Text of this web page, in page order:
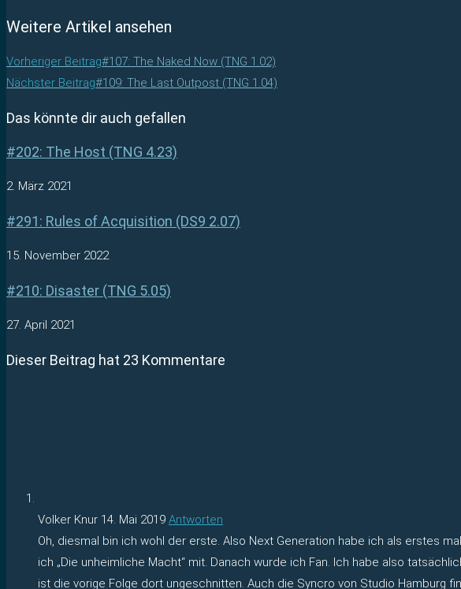
Weitere Artikel ansehen
Vorheriger Beitrag#107: The Naked Now (TNG 1.02)
Nächster Beitrag#109: The Last Outpost (TNG 1.04)
Das könnte dir auch gefallen
#202: The Host (TNG 4.23)
2. März 2021
#291: Rules of Acquisition (DS9 2.07)
15. November 2022
#210: Disaster (TNG 5.05)
27. April 2021
Dieser Beitrag hat 23 Kommentare
Volker Knur 14. Mai 2019 Antworten
Oh, diesmal bin ich wohl der erste. Also Next Generation habe ich als erstes
ich „Die unheimliche Macht“ mit. Danach wurde ich Fan. Ich habe also
ist die vorige Folge dort ungeschnitten. Auch die Syncro von Studio Hamburg